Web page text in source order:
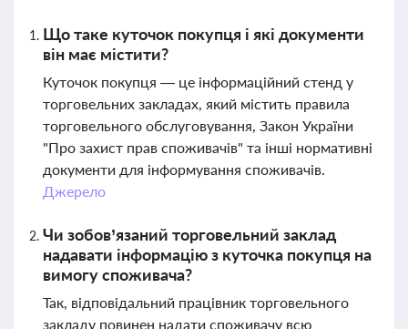
Що таке куточок покупця і які документи
він має містити?
Куточок покупця — це інформаційний стенд у
торговельних закладах, який містить правила
торговельного обслуговування, Закон України
"Про захист прав споживачів" та інші нормативні
документи для інформування споживачів.
Джерело
Чи зобов’язаний торговельний заклад
надавати інформацію з куточка покупця на
вимогу споживача?
Так, відповідальний працівник торговельного
закладу повинен надати споживачу всю